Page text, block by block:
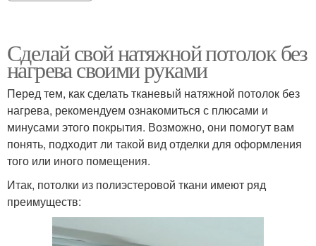
Сделай свой натяжной потолок без
нагрева своими руками
Перед тем, как сделать тканевый натяжной потолок без
нагрева, рекомендуем ознакомиться с плюсами и
минусами этого покрытия. Возможно, они помогут вам
понять, подходит ли такой вид отделки для оформления
того или иного помещения.
Итак, потолки из полиэстеровой ткани имеют ряд
преимуществ: